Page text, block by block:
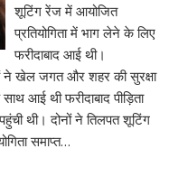
शूटिंग रेंज में आयोजित
प्रतियोगिता में भाग लेने के लिए
फरीदाबाद आई थी।
ने खेल जगत और शहर की सुरक्षा
आई थी फरीदाबाद पीड़िता
थी। दोनों ने तिलपत शूटिंग
समाप्त…